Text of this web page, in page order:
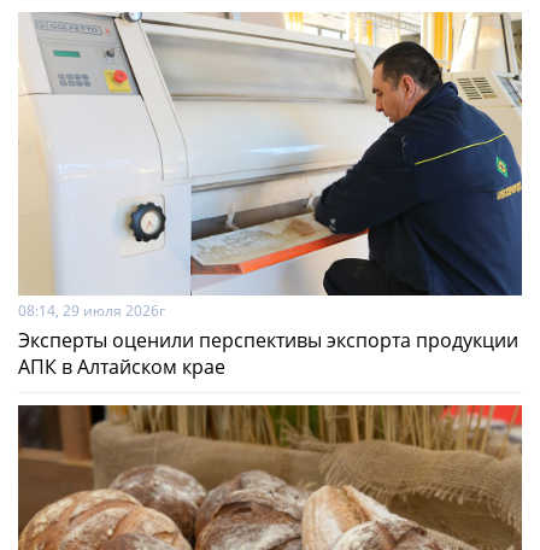
08:14, 29 июля 2026г
Эксперты оценили перспективы экспорта продукции
АПК в Алтайском крае